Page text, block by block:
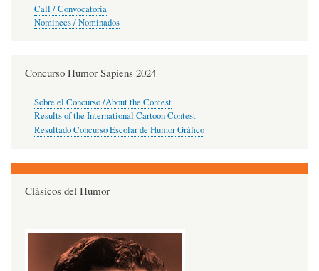
Call / Convocatoria
Nominees / Nominados
Concurso Humor Sapiens 2024
Sobre el Concurso /About the Contest
Results of the International Cartoon Contest
Resultado Concurso Escolar de Humor Gráfico
Clásicos del Humor